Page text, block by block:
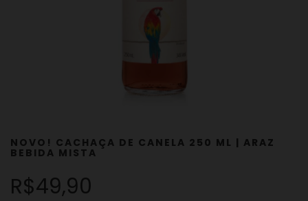
NOVO! CACHAÇA DE CANELA 250 ML | ARAZ
BEBIDA MISTA
R$49,90